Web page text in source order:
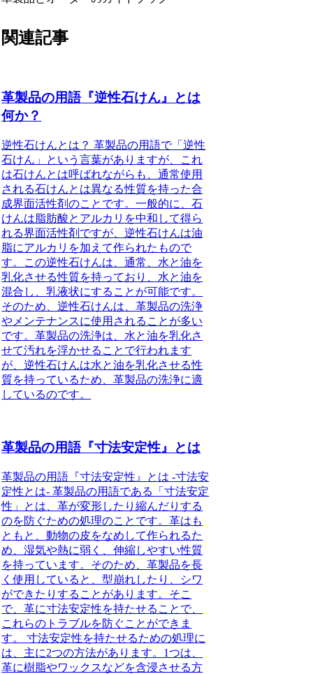
関連記事
革製品の用語『逆性石けん』とは
何か？
逆性石けんとは？ 革製品の用語で「逆性
石けん」という言葉がありますが、これ
は石けんとは呼ばれながらも、通常使用
される石けんとは異なる性質を持った合
成界面活性剤のことです。一般的に、石
けんは脂肪酸とアルカリを中和して得ら
れる界面活性剤ですが、逆性石けんは油
脂にアルカリを加えて作られたもので
す。この逆性石けんは、通常、水と油を
乳化させる性質を持っており、水と油を
混合し、乳液状にすることが可能です。
そのため、逆性石けんは、革製品の洗浄
やメンテナンスに使用されることが多い
です。革製品の洗浄は、水と油を乳化さ
せて汚れを浮かせることで行われます
が、逆性石けんは水と油を乳化させる性
質を持っているため、革製品の洗浄に適
しているのです。
革製品の用語『寸法安定性』とは
革製品の用語『寸法安定性』とは -寸法安
定性とは- 革製品の用語である「寸法安定
性」とは、革が変形したり縮んだりする
のを防ぐための処理のことです。革はも
ともと、動物の皮をなめして作られるた
め、湿気や熱に弱く、伸縮しやすい性質
を持っています。そのため、革製品を長
く使用していると、型崩れしたり、シワ
ができたりすることがあります。そこ
で、革に寸法安定性を持たせることで、
これらのトラブルを防ぐことができま
す。 寸法安定性を持たせるための処理に
は、主に2つの方法があります。1つは、
革に樹脂やワックスなどを含浸させる方